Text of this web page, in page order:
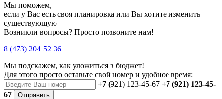
Мы поможем,
если у Вас есть своя планировка или Вы хотите изменить
существующую
Возникли вопросы? Просто позвоните нам!
8 (473) 204-52-36
Мы подскажем, как уложиться в бюджет!
Для этого просто оставьте свой номер и удобное время:
+7 (921) 123-45-67 +7 (921) 123-45-
67
Отправить